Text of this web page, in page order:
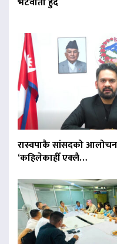
रास्वपाकै सांसदको
‘कहिलेकाहीँ एक्लै…